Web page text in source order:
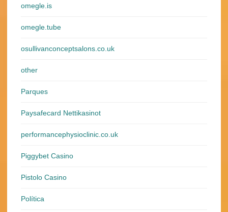
omegle.is
omegle.tube
osullivanconceptsalons.co.uk
other
Parques
Paysafecard Nettikasinot
performancephysioclinic.co.uk
Piggybet Casino
Pistolo Casino
Política